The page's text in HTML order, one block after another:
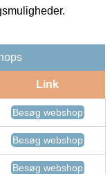
Link
Besøg webshop
Besøg webshop
Besøg webshop